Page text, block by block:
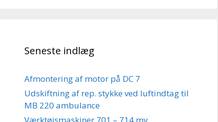
Seneste indlæg
Afmontering af motor på DC 7
Udskiftning af rep. stykke ved luftindtag til
MB 220 ambulance